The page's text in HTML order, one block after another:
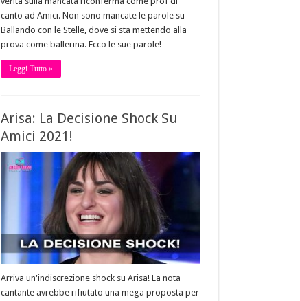
canto ad Amici. Non sono mancate le parole su
Ballando con le Stelle, dove si sta mettendo alla
prova come ballerina. Ecco le sue parole!
Leggi Tutto »
Arisa: La Decisione Shock Su
Amici 2021!
Arriva un'indiscrezione shock su Arisa! La nota
cantante avrebbe rifiutato una mega proposta per